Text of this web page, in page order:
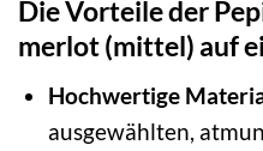
Die Vorteile der
merlot (mittel) auf
Hochwertige
ausgewählten,